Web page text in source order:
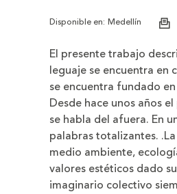
Disponible en: Medellín
El presente trabajo
leguaje se encuentra en
se encuentra fundado
Desde hace unos años
se habla del afuera. En
palabras totalizantes.
medio ambiente,
valores estéticos dado
imaginario colectivo